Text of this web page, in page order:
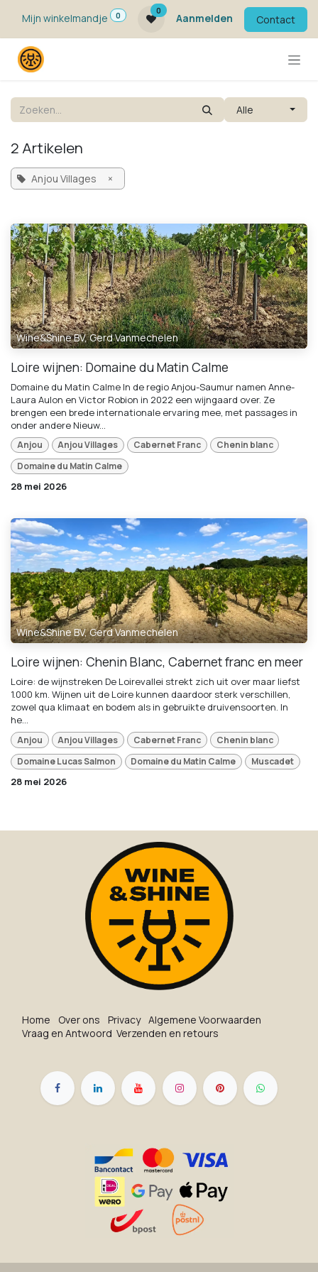
Mijn winkelmandje
0
0
Aanmelden Contact
Alle
2 Artikelen
Anjou Villages ×
Wine&Shine BV, Gerd Vanmechelen
Loire wijnen: Domaine du Matin Calme
Domaine du Matin Calme In de regio Anjou-Saumur namen Anne-
Laura Aulon en Victor Robion in 2022 een wijngaard over. Ze
brengen een brede internationale ervaring mee, met passages in
onder andere Nieuw...
Anjou Anjou Villages Cabernet Franc
Chenin blanc
Domaine du Matin Calme
28 mei 2026
Wine&Shine BV, Gerd Vanmechelen
Loire wijnen: Chenin Blanc, Cabernet franc en meer
Loire: de wijnstreken De Loirevallei strekt zich uit over maar liefst
1.000 km. Wijnen uit de Loire kunnen daardoor sterk verschillen,
zowel qua klimaat en bodem als in gebruikte druivensoorten. In
he...
Anjou Anjou Villages Cabernet Franc
Chenin blanc
Domaine Lucas Salmon
Domaine du Matin Calme Muscadet
28 mei 2026
Ho​me O​ve​r on​s Privacy Algemene Voorwaarden
Vraag en Antwoord Verzenden en retours